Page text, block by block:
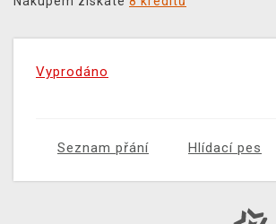
Vyprodáno
Seznam přání Hlídací pes